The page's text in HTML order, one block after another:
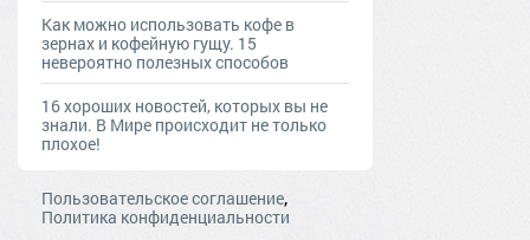
Как можно использовать кофе в
зернах и кофейную гущу. 15
невероятно полезных способов
16 хороших новостей, которых вы не
знали. В Мире происходит не только
плохое!
Пользовательское соглашение,
Политика конфиденциальности